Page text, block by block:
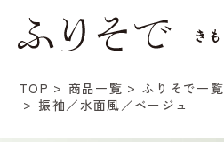
TOP 商品一覧
ふりそで一覧
振袖／水面風／ベージュ